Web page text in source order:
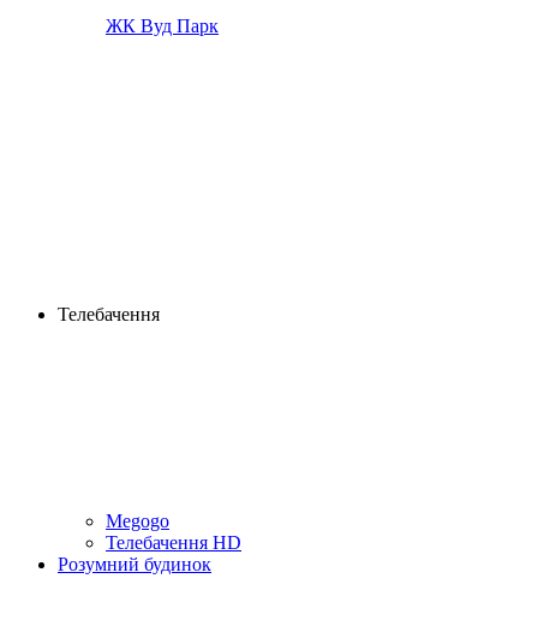
ЖК Вуд Парк
Телебачення
Megogo
Телебачення HD
Розумний будинок